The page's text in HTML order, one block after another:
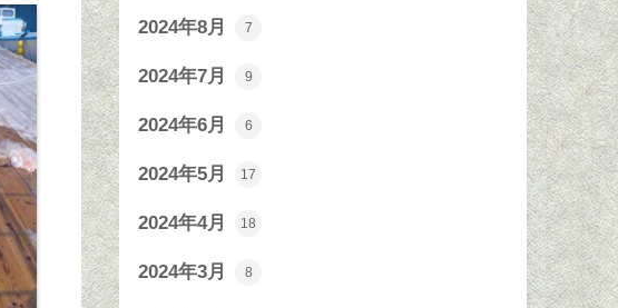
2024年8月 7
2024年7月 9
2024年6月 6
2024年5月 17
2024年4月 18
2024年3月 8